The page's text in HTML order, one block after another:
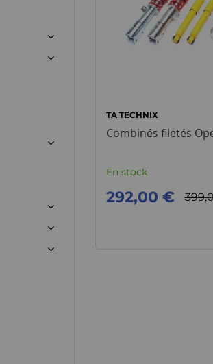
TA TECHNIX
Combinés filetés
En stock
292,00 €